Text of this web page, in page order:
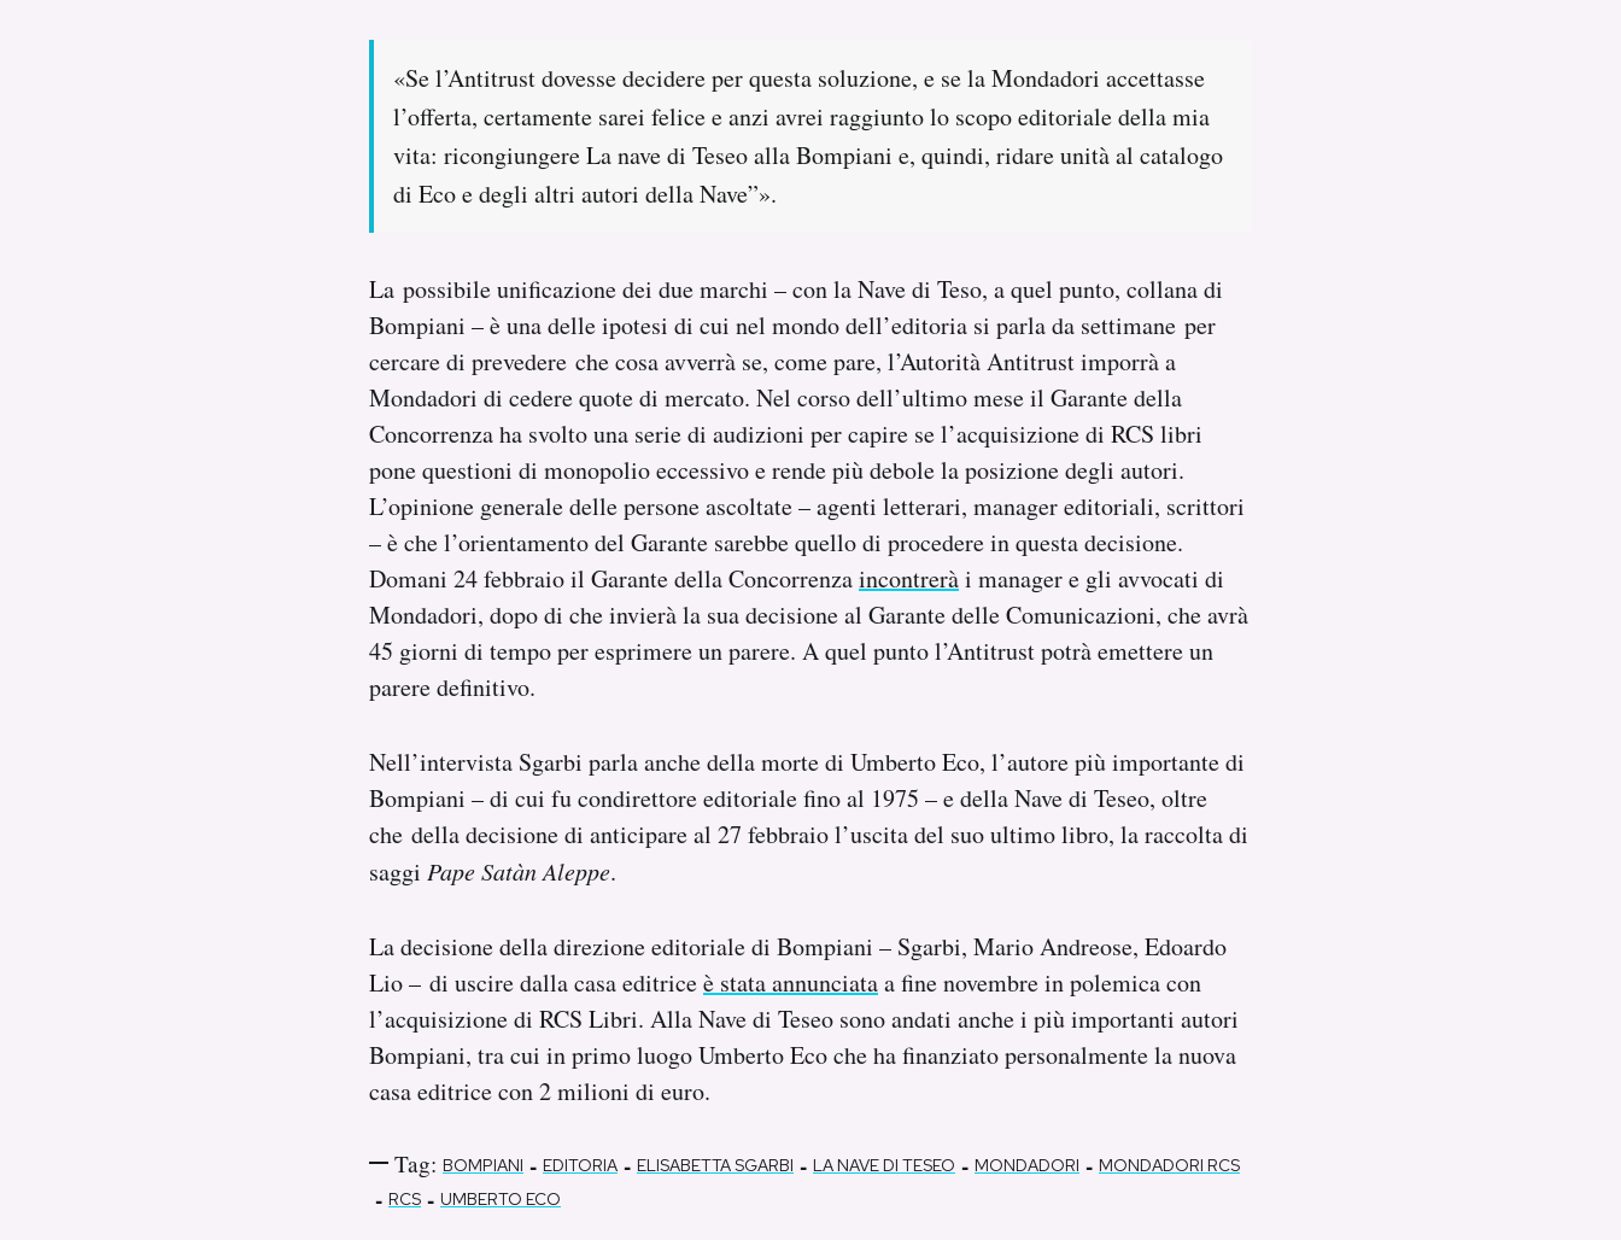
«Se l’Antitrust dovesse decidere per questa soluzione, e se la Mondadori accettasse
l’offerta, certamente sarei felice e anzi avrei raggiunto lo scopo editoriale della mia
vita: ricongiungere La nave di Teseo alla Bompiani e, quindi, ridare unità al catalogo
di Eco e degli altri autori della Nave”».
La possibile unificazione dei due marchi – con la Nave di Teso, a quel punto, collana di
Bompiani – è una delle ipotesi di cui nel mondo dell’editoria si parla da settimane per
cercare di prevedere che cosa avverrà se, come pare, l’Autorità Antitrust imporrà a
Mondadori di cedere quote di mercato. Nel corso dell’ultimo mese il Garante della
Concorrenza ha svolto una serie di audizioni per capire se l’acquisizione di RCS libri
pone questioni di monopolio eccessivo e rende più debole la posizione degli autori.
L’opinione generale delle persone ascoltate – agenti letterari, manager editoriali, scrittori
– è che l’orientamento del Garante sarebbe quello di procedere in questa decisione.
Domani 24 febbraio il Garante della Concorrenzaincontrerài manager e gli avvocati di
Mondadori, dopo di che invierà la sua decisione al Garante delle Comunicazioni, che avrà
45 giorni di tempo per esprimere un parere. A quel punto l’Antitrust potrà emettere un
parere definitivo.
Nell’intervista Sgarbi parla anche della morte di Umberto Eco, l’autore più importante di
Bompiani – di cui fu condirettore editoriale fino al 1975 – e della Nave di Teseo, oltre
che della decisione di anticipare al 27 febbraio l’uscita del suo ultimo libro, la raccolta di
saggi Pape Satàn Aleppe.
La decisione della direzione editoriale di Bompiani – Sgarbi, Mario Andreose, Edoardo
Lio – di uscire dalla casa editriceè stata annunciataa fine novembre in polemica con
l’acquisizione di RCS Libri. Alla Nave di Teseo sono andati anche i più importanti autori
Bompiani, tra cui in primo luogo Umberto Eco che ha finanziato personalmente la nuova
casa editrice con 2 milioni di euro.
Tag: BOMPIANI - EDITORIA - ELISABETTA SGARBI - LA NAVE DI TESEO - MONDADORI - MONDADORI RCS
- RCS - UMBERTO ECO